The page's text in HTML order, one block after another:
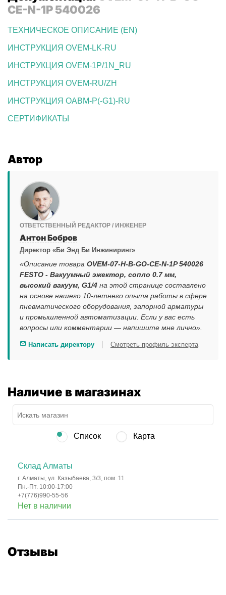
CE-N-1P 540026
ТЕХНИЧЕСКОЕ ОПИСАНИЕ (EN)
ИНСТРУКЦИЯ OVEM-LK-RU
ИНСТРУКЦИЯ OVEM-1P/1N_RU
ИНСТРУКЦИЯ OVEM-RU/ZH
ИНСТРУКЦИЯ OABM-P(-G1)-RU
СЕРТИФИКАТЫ
Автор
ОТВЕТСТВЕННЫЙ РЕДАКТОР / ИНЖЕНЕР
Антон Бобров
Директор «Би Энд Би Инжиниринг»
«Описание товара OVEM-07-H-B-GO-CE-N-1P 540026
FESTO - Вакуумный эжектор, сопло 0.7 мм,
высокий вакуум, G1/4 на этой странице составлено
на основе нашего 10-летнего опыта работы в сфере
пневматического оборудования, запорной арматуры
и промышленной автоматизации. Если у вас есть
вопросы или комментарии — напишите мне лично».
Написать директору Смотреть профиль эксперта
Наличие в магазинах
Список Карта
Склад Алматы
г. Алматы, ул. Казыбаева, 3/3, пом. 11
Пн.-Пт. 10:00-17:00
+7(776)990-55-56
Нет в наличии
Отзывы